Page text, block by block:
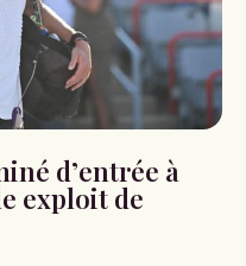
d’entrée à
exploit de